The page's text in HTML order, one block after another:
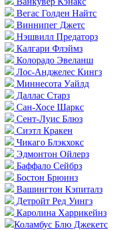
Вегас Голден Найтс
Виннипег Джетс
Нэшвилл Предаторз
Калгари Флэймз
Колорадо Эвеланш
Лос-Анджелес Кингз
Миннесота Уайлд
Даллас Старз
Сан-Хосе Шаркс
Сент-Луис Блюз
Сиэтл Кракен
Чикаго Блэкхокс
Эдмонтон Ойлерз
Баффало Сейбрз
Бостон Брюинз
Вашингтон Кэпиталз
Детройт Ред Уингз
Каролина Харрикейнз
Коламбус Блю Джекетс